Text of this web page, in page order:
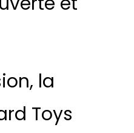
la
Toys